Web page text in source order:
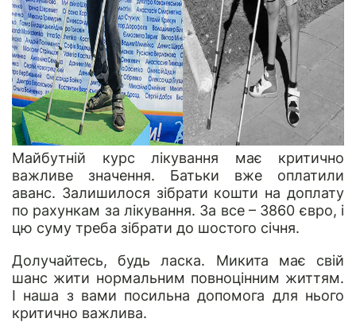
Майбутній курс лікування має критично
важливе значення. Батьки вже оплатили
аванс. Залишилося зібрати кошти на доплату
по рахункам за лікування. За все – 3860 євро, і
цю суму треба зібрати до шостого січня.
Долучайтесь, будь ласка. Микита має свій
шанс жити нормальним повноцінним життям.
І наша з вами посильна допомога для нього
критично важлива.